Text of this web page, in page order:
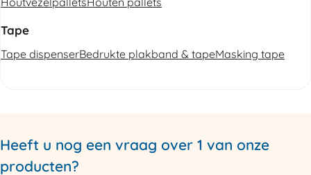
Tape
Tape dispenserBedrukte plakband & tapeMasking tape
Heeft u nog een vraag over 1 van onze
producten?